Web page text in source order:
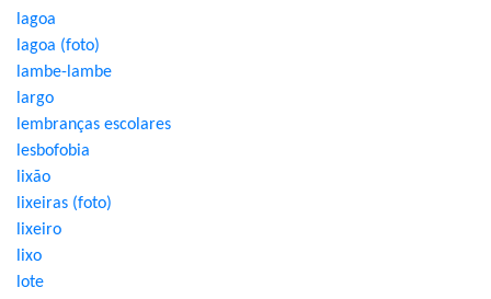
lagoa
lagoa (foto)
lambe-lambe
largo
lembranças escolares
lesbofobia
lixão
lixeiras (foto)
lixeiro
lixo
lote